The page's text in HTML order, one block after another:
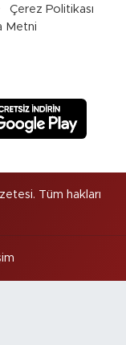
Çerez Politikası
Metni
Tüm hakları